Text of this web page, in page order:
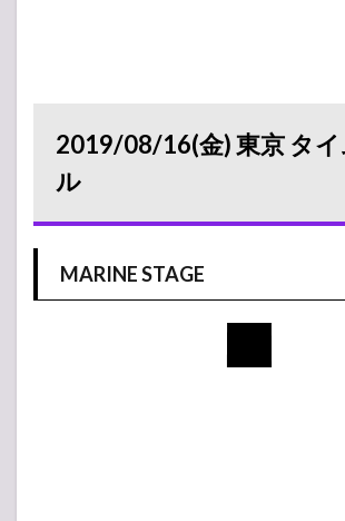
2019/08/16(金) 東京 タ
ル
MARINE STAGE